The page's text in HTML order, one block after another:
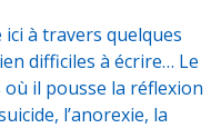
ici à travers quelques
difficiles à écrire… Le
il pousse la réflexion
l’anorexie, la